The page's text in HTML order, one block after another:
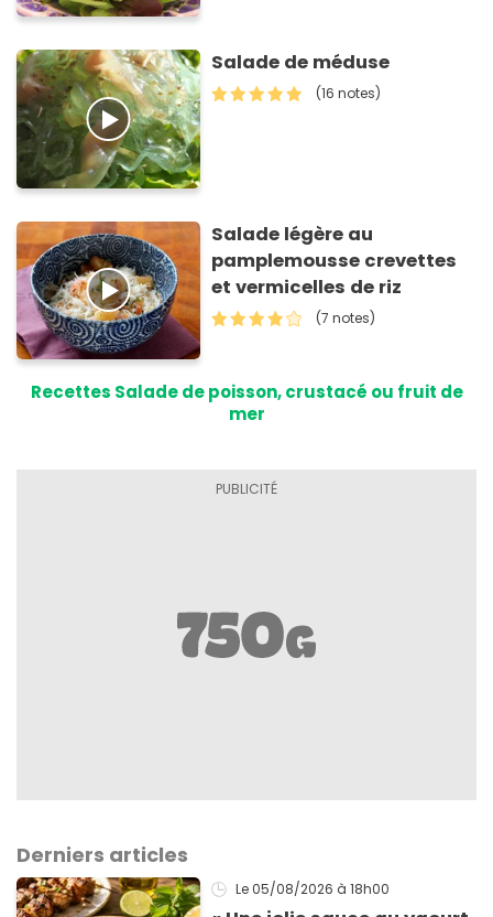
Salade de méduse
(16 notes)
Salade légère au
pamplemousse crevettes
et vermicelles de riz
(7 notes)
Recettes Salade de poisson, crustacé ou fruit de
mer
Derniers articles
Le 05/08/2026 à 18h00